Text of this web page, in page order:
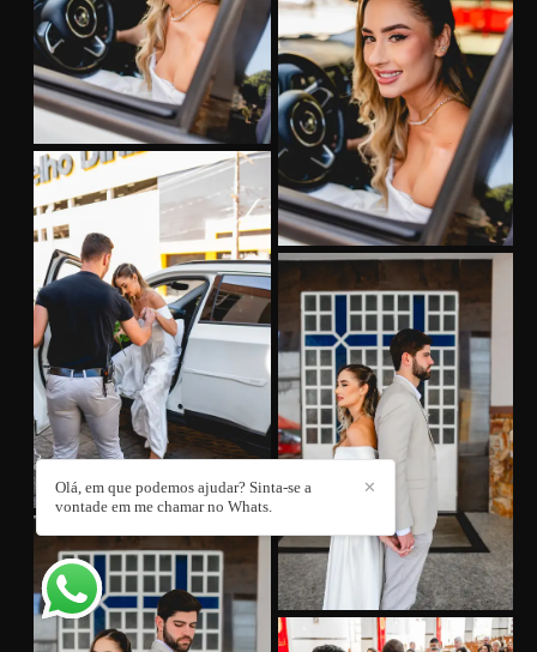
✕
Olá, em que podemos ajudar? Sinta-se a
vontade em me chamar no Whats.